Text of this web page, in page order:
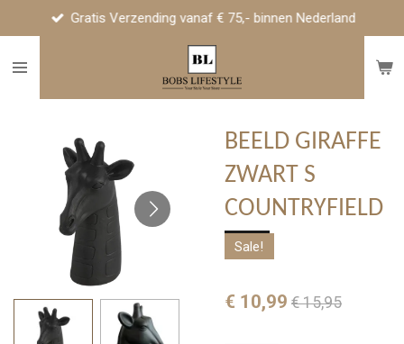
naar
Gratis Verzending vanaf € 75,- binnen Nederland
BEELD GIRAFFE
ZWART S
COUNTRYFIELD
Sale!
€ 10,99 € 15,95